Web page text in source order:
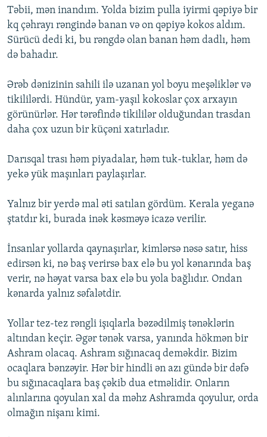
Təbii, mən inandım. Yolda bizim pulla iyirmi qəpiyə bir
kq çəhrayı rəngində banan və on qəpiyə kokos aldım.
Sürücü dedi ki, bu rəngdə olan banan həm dadlı, həm
də bahadır.
Ərəb dənizinin sahili ilə uzanan yol boyu meşəliklər və
tikililərdi. Hündür, yam-yaşıl kokoslar çox arxayın
görünürlər. Hər tərəfində tikililər olduğundan trasdan
daha çox uzun bir küçəni xatırladır.
Darısqal trası həm piyadalar, həm tuk-tuklar, həm də
yekə yük maşınları paylaşırlar.
Yalnız bir yerdə mal əti satılan gördüm. Kerala yeganə
ştatdır ki, burada inək kəsməyə icazə verilir.
İnsanlar yollarda qaynaşırlar, kimlərsə nəsə satır, hiss
edirsən ki, nə baş verirsə bax elə bu yol kənarında baş
verir, nə həyat varsa bax elə bu yola bağlıdır. Ondan
kənarda yalnız səfalətdir.
Yollar tez-tez rəngli işıqlarla bəzədilmiş tənəklərin
altından keçir. Əgər tənək varsa, yanında hökmən bir
Ashram olacaq. Ashram sığınacaq deməkdir. Bizim
ocaqlara bənzəyir. Hər bir hindli ən azı gündə bir dəfə
bu sığınacaqlara baş çəkib dua etməlidir. Onların
alınlarına qoyulan xal da məhz Ashramda qoyulur, orda
olmağın nişanı kimi.